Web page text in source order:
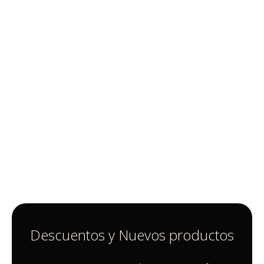
Descuentos y Nuevos productos